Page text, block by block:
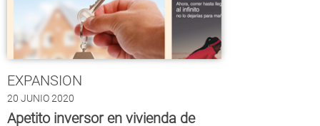
EXPANSION
20 JUNIO 2020
Apetito inversor en vivienda de